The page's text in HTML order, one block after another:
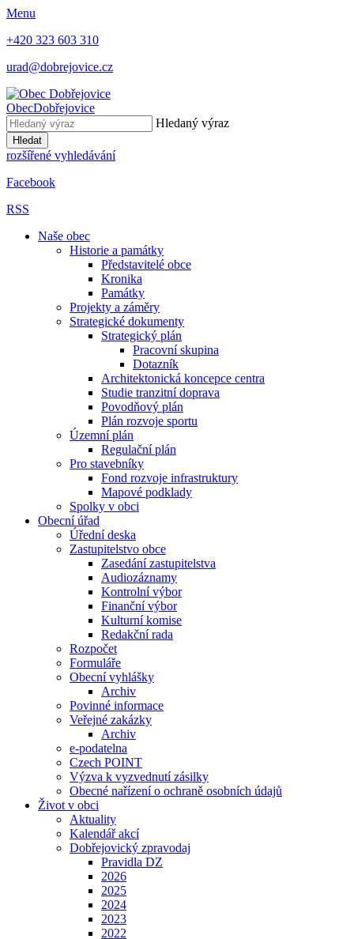
Menu
+420 323 603 310
urad@dobrejovice.cz
ObecDobřejovice
Hledaný výraz
Hledat
rozšířené vyhledávání
Facebook
RSS
Naše obec
Historie a památky
Představitelé obce
Kronika
Památky
Projekty a záměry
Strategické dokumenty
Strategický plán
Pracovní skupina
Dotazník
Architektonická koncepce centra
Studie tranzitní doprava
Povodňový plán
Plán rozvoje sportu
Územní plán
Regulační plán
Pro stavebníky
Fond rozvoje infrastruktury
Mapové podklady
Spolky v obci
Obecní úřad
Úřední deska
Zastupitelstvo obce
Zasedání zastupitelstva
Audiozáznamy
Kontrolní výbor
Finanční výbor
Kulturní komise
Redakční rada
Rozpočet
Formuláře
Obecní vyhlášky
Archiv
Povinné informace
Veřejné zakázky
Archiv
e-podatelna
Czech POINT
Výzva k vyzvednutí zásilky
Obecné nařízení o ochraně osobních údajů
Život v obci
Aktuality
Kalendář akcí
Dobřejovický zpravodaj
Pravidla DZ
2026
2025
2024
2023
2022